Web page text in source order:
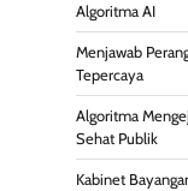
Algoritma AI
Menjawab
Tepercaya
Algoritma
Sehat Publik
Kabinet